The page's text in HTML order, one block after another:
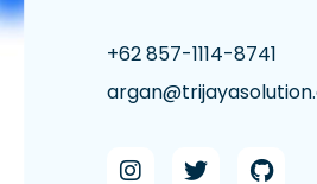
+62 857-1114-8741